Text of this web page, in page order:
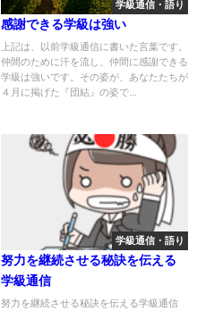
学級通信・語り
感謝できる学級は強い
上記は、以前学級通信に書いた言葉です。
仲間のために汗を流し、仲間に感謝できる
学級は強いです。その姿が、あなたたちが
４月に掲げた『団結』の姿で...
学級通信・語り
努力を継続させる秘訣を伝える
学級通信
努力を継続させる秘訣を伝える学級通信